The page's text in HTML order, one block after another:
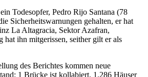
Todesopfer, Pedro Rijo Santana (78
Sicherheitswarnungen gehalten, er hat
La Altagracia, Sektor Azafran,
hat ihn mitgerissen, seither gilt er als
des Berichtes kommen neue
1 Brücke ist kollabiert, 1.286 Häuser